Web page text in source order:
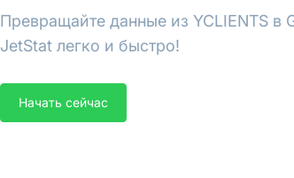
Превращайте данные из YCLIENTS
JetStat легко и быстро!
Начать сейчас